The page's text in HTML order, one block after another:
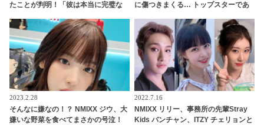
たことが判明！「彼は本当に完璧な
にファンは脱帽「彼は世界の歌姫ま
でも虜にする」
に傷つきまくる… トップスターであ
ない本音にファンも涙「抱きしめて
あげたい」
2023.2.28
そんなに嫌なの！？ NMIXX ジウ、大
嫌いな野菜を食べてまさかの号泣！
2022.7.16
NMIXX リリー、事務所の先輩Stray
Kids バンチャン、ITZY チェリョンと